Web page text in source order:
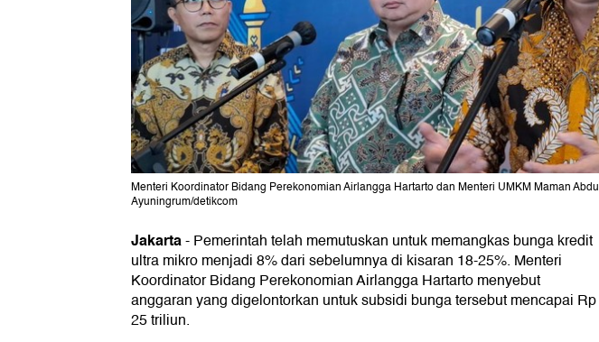
Menteri Koordinator Bidang Perekonomian Airlangga Hartarto dan Menteri UMKM Maman
Ayuningrum/detikcom
Jakarta-Pemerintah telah memutuskan untuk memangkas bunga kredit
ultra mikro menjadi 8% dari sebelumnya di kisaran 18-25%. Menteri
Koordinator Bidang Perekonomian Airlangga Hartarto menyebut
anggaran yang digelontorkan untuk subsidi bunga tersebut mencapai Rp
25 triliun.